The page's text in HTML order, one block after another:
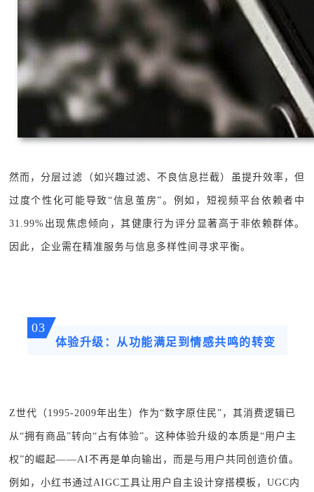
然而，分层过滤（如兴趣过滤、不良信息拦截）虽提升效率，但
过度个性化可能导致“信息茧房”。例如，短视频平台依赖者中
31.99%出现焦虑倾向，其健康行为评分显著高于非依赖群体。
因此，企业需在精准服务与信息多样性间寻求平衡。
03
体验升级：从功能满足到情感共鸣的转变
Z世代（1995-2009年出生）作为“数字原住民”，其消费逻辑已
从“拥有商品”转向“占有体验”。这种体验升级的本质是“用户主
权”的崛起——AI不再是单向输出，而是与用户共同创造价值。
例如，小红书通过AIGC工具让用户自主设计穿搭模板，UGC内